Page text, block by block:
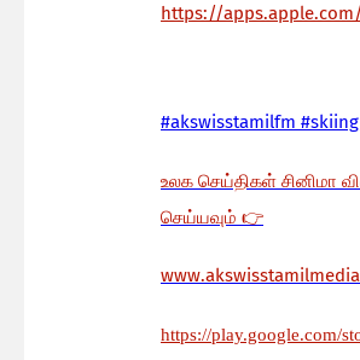
https://
#akswisstamilfm
உலக செய்திகள் சினிமா
செய்யவும் 👉
https://play.google.com/